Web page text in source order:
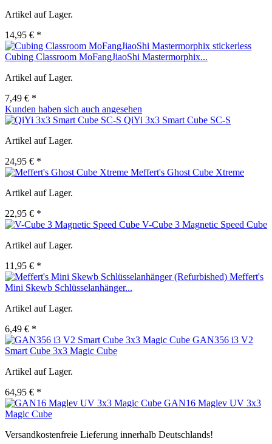
Artikel auf Lager.
14,95 € *
Cubing Classroom MoFangJiaoShi Mastermorphix...
Artikel auf Lager.
7,49 € *
Kunden haben sich auch angesehen
QiYi 3x3 Smart Cube SC-S
Artikel auf Lager.
24,95 € *
Meffert's Ghost Cube Xtreme
Artikel auf Lager.
22,95 € *
V-Cube 3 Magnetic Speed Cube
Artikel auf Lager.
11,95 € *
Meffert's
Mini Skewb Schlüsselanhänger...
Artikel auf Lager.
6,49 € *
GAN356 i3 V2
Smart Cube 3x3 Magic Cube
Artikel auf Lager.
64,95 € *
GAN16 Maglev UV 3x3
Magic Cube
Versandkostenfreie Lieferung innerhalb Deutschlands!